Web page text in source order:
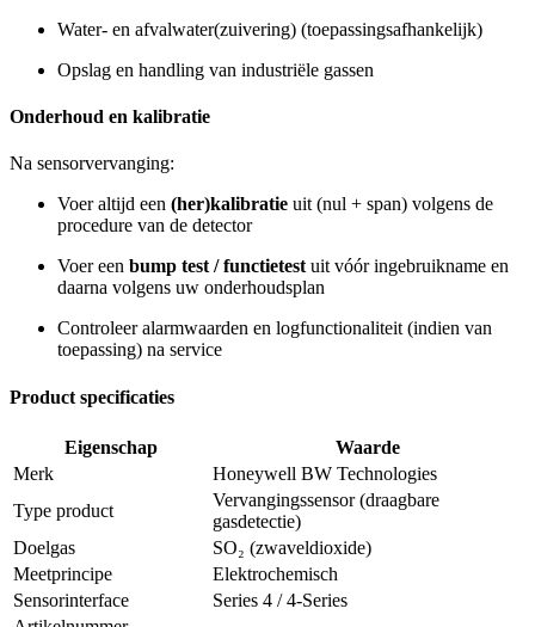
Water- en afvalwater(zuivering) (toepassingsafhankelijk)
Opslag en handling van industriële gassen
Onderhoud en kalibratie
Na sensorvervanging:
Voer altijd een (her)kalibratie uit (nul + span) volgens de
procedure van de detector
Voer een bump test / functietestuit vóór ingebruikname en
daarna volgens uw onderhoudsplan
Controleer alarmwaarden en logfunctionaliteit (indien van
toepassing) na service
Product specificaties
Eigenschap
Waarde
Merk
Honeywell BW Technologies
Type product
Vervangingssensor (draagbare
gasdetectie)
Doelgas
SO₂ (zwaveldioxide)
Meetprincipe
Elektrochemisch
Sensorinterface
Series 4 / 4-Series